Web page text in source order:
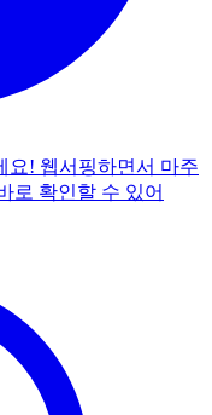
요! 웹서핑하면서 마주
로 확인할 수 있어